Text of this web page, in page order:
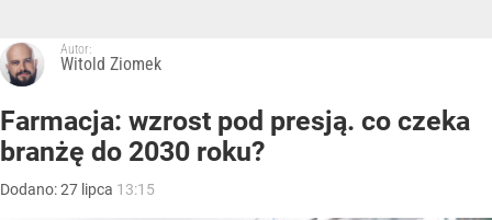
Autor:
Witold Ziomek
Farmacja: wzrost pod presją. co czeka
branżę do 2030 roku?
Dodano:27 lipca 13:15